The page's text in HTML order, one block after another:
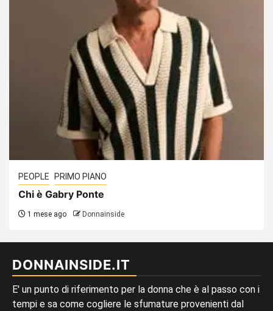
PEOPLE PRIMO PIANO
Chi è Gabry Ponte
1 mese ago Donnainside
DONNAINSIDE.IT
E' un punto di riferimento per la donna che è al passo con i
tempi e sa come cogliere le sfumature provenienti dal